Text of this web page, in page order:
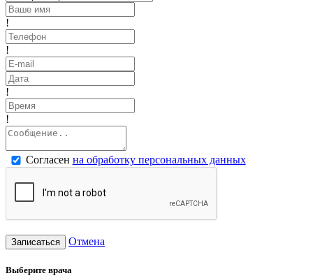
!
!
!
!
Согласен на обработку персональных данных
Записаться Отмена
Выберите врача